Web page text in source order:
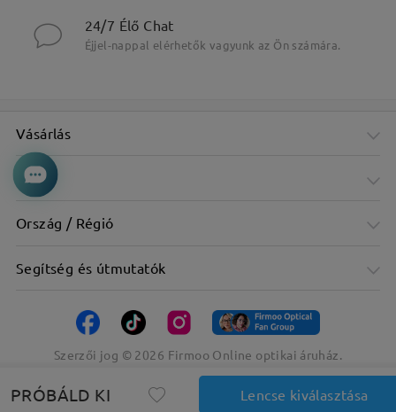
PRÓBÁLD KI Lencse kiválasztása
24/7 Élő Chat
Éjjel-nappal elérhetők vagyunk az Ön számára.
Vásárlás
Cég
Ország / Régió
Segítség és útmutatók
Szerzői jog © 2026 Firmoo Online optikai áruház.